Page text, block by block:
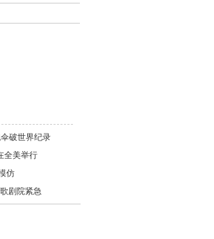
破世界纪录
全美举行
仿
剧院紧急